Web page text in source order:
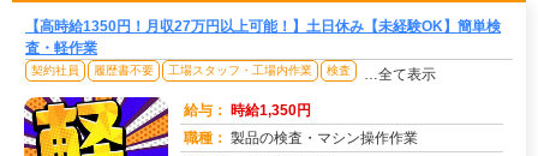
【高時給1350円！月収27万円以上可能！】土日休み【未経験OK】簡単検
査・軽作業
契約社員 履歴書不要 工場スタッフ・工場内作業 検査 …全て表示
給与： 時給1,350円
職種： 製品の検査・マシン操作作業